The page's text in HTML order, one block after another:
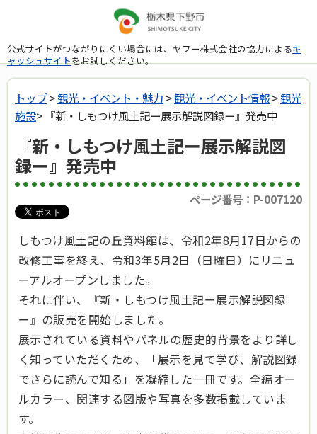
公式サイトがつながりにくい場合には、ヤフー株式会社の協力によるキ
ャッシュサイトをお試しください。
トップ>観光・イベント・魅力 >観光・イベント情報>観光
施設> 『新・しもつけ風土記ー展示解説図録ー』発売中
『新・しもつけ風土記ー展示解説図
録ー』発売中
ページ番号：P-007120
しもつけ風土記の丘資料館は、令和2年8月17日からの
改修工事を終え、令和3年5月2日（日曜日）にリニュ
ーアルオープンしました。
それに伴い、『新・しもつけ風土記ー展示解説図録
ー』の販売を開始しました。
展示されている資料やパネルの歴史的背景をより詳し
く知っていただくため、「展示を見て学び、解説図録
でさらに読んで知る」を凝縮した一冊です。全編オー
ルカラー、関連する図版や写真を多数掲載していま
す。